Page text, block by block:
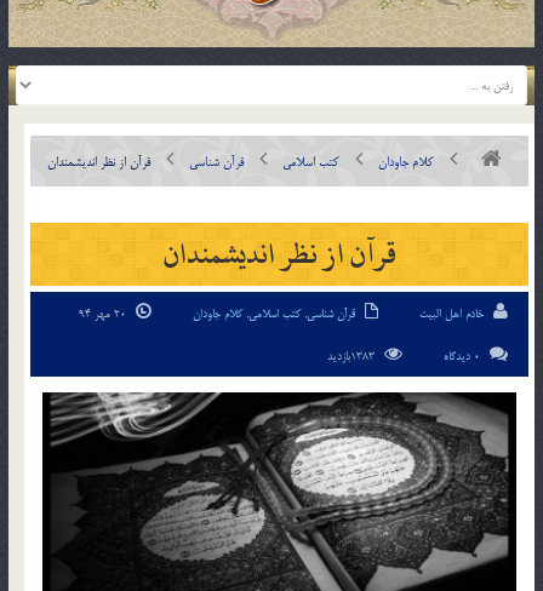
کلام جاودان کتب اسلامی قرآن شناسی قرآن از نظر انديشمندان
قرآن از نظر انديشمندان
خادم اهل البیت قرآن شناسی,کتب اسلامی,کلام جاودان
0 دیدگاه